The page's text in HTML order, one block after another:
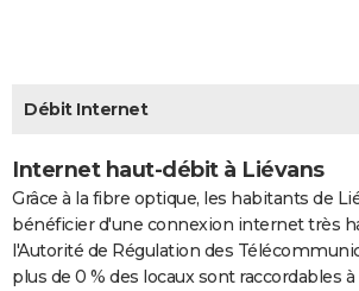
CARTE DE VOEUX
Carte de Noël
Carte Bonne année
Carte Saint-Valentin
Carte Pâques
Carte d'anniversaire
DICTIONNAIRE
PROGRAMME TV
Débit Internet
Internet haut-débit à Liévans
Grâce à la fibre optique, les habitants de
bénéficier d'une connexion internet très
l'Autorité de Régulation des
plus de 0 % des locaux sont raccordables